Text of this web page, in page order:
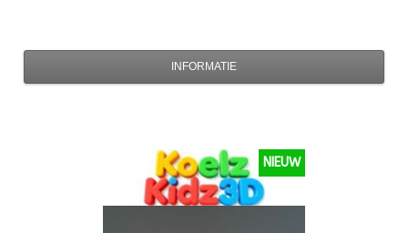
INFORMATIE
NIEUW